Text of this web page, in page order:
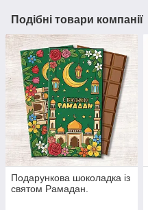
Подібні товари компанії
Подарункова шоколадка із
святом Рамадан.